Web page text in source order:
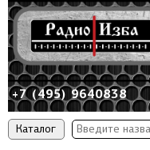
Каталог
+7 (495) 9640838